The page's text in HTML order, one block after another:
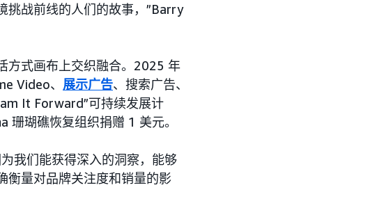
挑战前线的人们的故事，”Barry
方式画布上交织融合。2025 年
Video、 展示广告、搜索广告、
It Forward”可持续发展计
珊瑚礁恢复组织捐赠 1 美元。
我们能获得深入的洞察，能够
衡量对品牌关注度和销量的影